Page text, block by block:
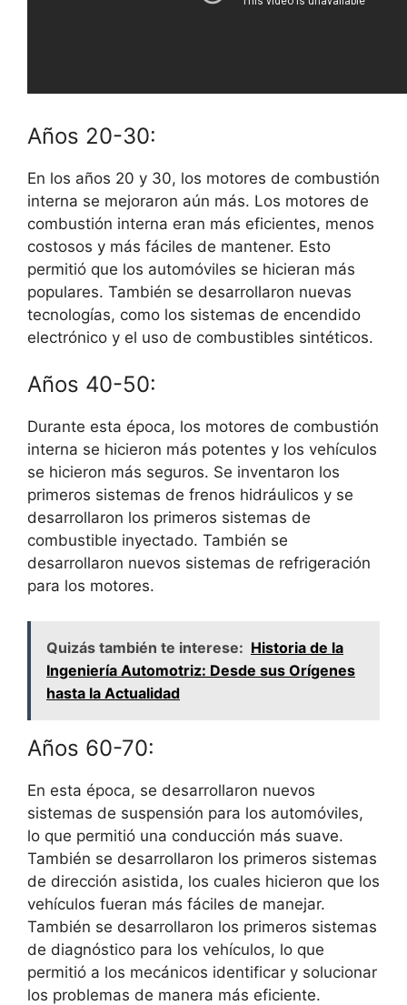
Años 20-30:
En los años 20 y 30, los motores de combustión
interna se mejoraron aún más. Los motores de
combustión interna eran más eficientes, menos
costosos y más fáciles de mantener. Esto
permitió que los automóviles se hicieran más
populares. También se desarrollaron nuevas
tecnologías, como los sistemas de encendido
electrónico y el uso de combustibles sintéticos.
Años 40-50:
Durante esta época, los motores de combustión
interna se hicieron más potentes y los vehículos
se hicieron más seguros. Se inventaron los
primeros sistemas de frenos hidráulicos y se
desarrollaron los primeros sistemas de
combustible inyectado. También se
desarrollaron nuevos sistemas de refrigeración
para los motores.
Quizás también te interese: Historia de la
Ingeniería Automotriz: Desde sus Orígenes
hasta la Actualidad
Años 60-70:
En esta época, se desarrollaron nuevos
sistemas de suspensión para los automóviles,
lo que permitió una conducción más suave.
También se desarrollaron los primeros sistemas
de dirección asistida, los cuales hicieron que los
vehículos fueran más fáciles de manejar.
También se desarrollaron los primeros sistemas
de diagnóstico para los vehículos, lo que
permitió a los mecánicos identificar y solucionar
los problemas de manera más eficiente.